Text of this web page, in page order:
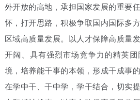
外开放的高地，承担国家发展的重要
怀，打开思路，积极争取国内国际多
区域高质量发展。以人才保障高质量
开阔、具有强烈市场竞争力的精英
境，培养能干事的本领，形成干成事
在学中干、干中学，学干结合，切实